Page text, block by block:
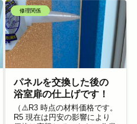
修理関係
パネルを交換した後の
浴室扉の仕上げです！
（⚠️R3 時点の材料価格です。
R5 現在は円安の影響により